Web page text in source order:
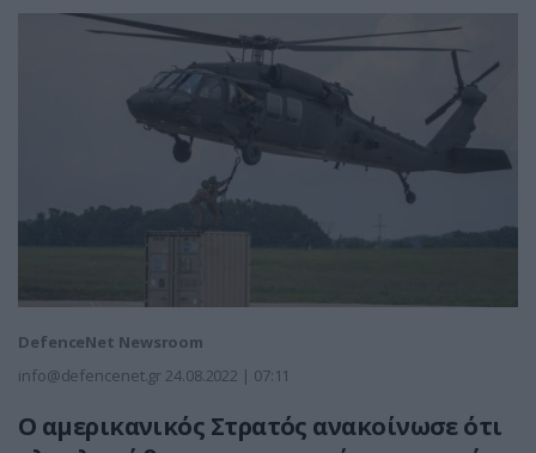
DefenceNet Newsroom
info@defencenet.gr 24.08.2022 | 07:11
Ο αμερικανικός Στρατός ανακοίνωσε ότι